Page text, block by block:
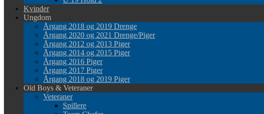
Kvinder
Ungdom
Årgang 2018 og 2019 Drenge
Årgang 2020 og 2021 Drenge/Piger
Årgang 2012 og 2013 Piger
Årgang 2014 og 2015 Piger
Årgang 2016 Piger
Årgang 2017 Piger
Årgang 2018 og 2019 Piger
Old Boys & Veteraner
Veteraner
Spillere